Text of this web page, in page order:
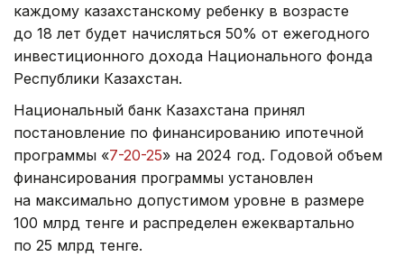
каждому казахстанскому ребенку в возрасте
до 18 лет будет начисляться 50% от ежегодного
инвестиционного дохода Национального фонда
Республики Казахстан.
Национальный банк Казахстана принял
постановление по финансированию ипотечной
программы «7-20-25» на 2024 год. Годовой объем
финансирования программы установлен
на максимально допустимом уровне в размере
100 млрд тенге и распределен ежеквартально
по 25 млрд тенге.